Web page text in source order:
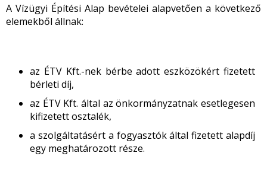
A Vízügyi Építési Alap bevételei alapvetően a következő
elemekből állnak:
az ÉTV Kft.-nek bérbe adott eszközökért fizetett
bérleti díj,
az ÉTV Kft. által az önkormányzatnak esetlegesen
kifizetett osztalék,
a szolgáltatásért a fogyasztók által fizetett alapdíj
egy meghatározott része.